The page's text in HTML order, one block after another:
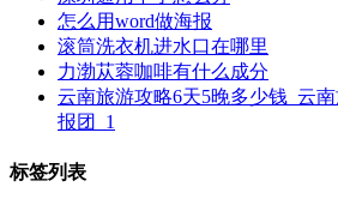
怎么用word做海报
滚筒洗衣机进水口在哪里
力渤苁蓉咖啡有什么成分
云南旅游攻略6天5晚多少钱_云
报团_1
标签列表